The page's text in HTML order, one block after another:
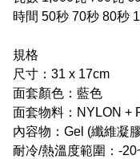
時間 50秒 70秒 80秒
規格
尺寸：31 x 17cm
面套顏色：藍色
面套物料：NYLON +
內容物：Gel (纖維凝
耐冷/熱溫度範圍：-